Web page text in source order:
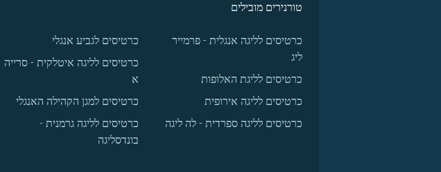
טורנירים מובילים
כרטיסים לליגה אנגלית - פרמייר
ליג
כרטיסים לליגת האלופות
כרטיסים לליגה אירופית
כרטיסים לליגה ספרדית - לה ליגה
כרטיסים לגביע אנגלי
כרטיסים לליגה איטלקית - סרייה
א
כרטיסים למגן הקהילה האנגלי
כרטיסים לליגה גרמנית -
בונדסליגה